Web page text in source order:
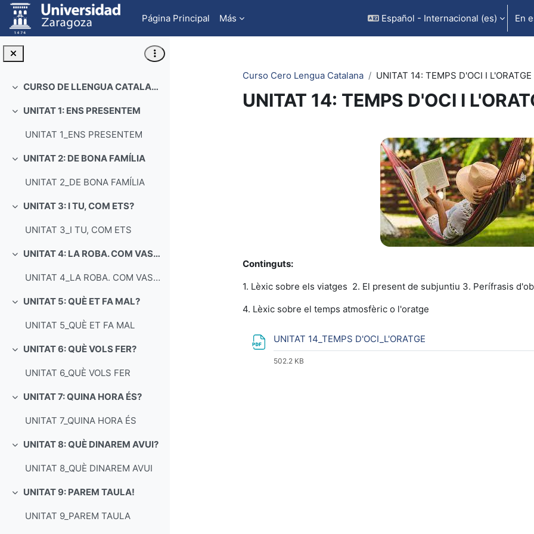
Salta al contenido principal
Página Principal
Más Español - Internacional ‎(es)‎ En
Colapsar CURSO DE LLENGUA CATALANA
Colapsar
UNITAT 1: ENS PRESENTEM
UNITAT 1_ENS PRESENTEM
Colapsar
UNITAT 2: DE BONA FAMÍLIA
UNITAT 2_DE BONA FAMÍLIA
Colapsar
UNITAT 3: I TU, COM ETS?
UNITAT 3_I TU, COM ETS
Colapsar UNITAT 4: LA ROBA. COM VAS VESTIT?
UNITAT 4_LA ROBA. COM VAS VESTIT
Colapsar
UNITAT 5: QUÈ ET FA MAL?
UNITAT 5_QUÈ ET FA MAL
Colapsar
UNITAT 6: QUÈ VOLS FER?
UNITAT 6_QUÈ VOLS FER
Colapsar
UNITAT 7: QUINA HORA ÉS?
UNITAT 7_QUINA HORA ÉS
Colapsar
UNITAT 8: QUÈ DINAREM AVUI?
UNITAT 8_QUÈ DINAREM AVUI
Colapsar
UNITAT 9: PAREM TAULA!
UNITAT 9_PAREM TAULA
Curso Cero Lengua Catalana UNITAT 14: TEMPS D'OCI I L'ORATGE
UNITAT 14: TEMPS D'OCI I
Perfilado de sección
Continguts:
1. Lèxic sobre els viatges 2. El present de subjuntiu 3. Perífrasis
4. Lèxic sobre el temps atmosfèric o l'oratge
UNITAT 14_TEMPS D'OCI_L'ORATGE
502.2 KB